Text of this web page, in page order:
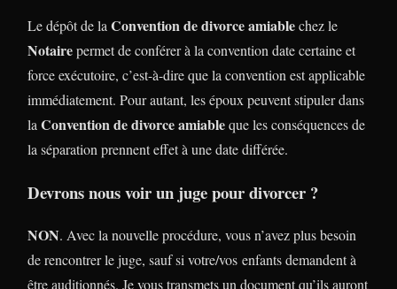
Le dépôt de la Convention de divorce amiablechez le
Notairepermet de conférer à la convention date certaine et
force exécutoire, c’est-à-dire que la convention est applicable
immédiatement. Pour autant, les époux peuvent stipuler dans
la Convention de divorce amiableque les conséquences de
la séparation prennent effet à une date différée.
Devrons nous voir un juge pour divorcer ?
NON. Avec la nouvelle procédure, vous n’avez plus besoin
de rencontrer le juge, sauf si votre/vos enfants demandent à
être auditionnés. Je vous transmets un document qu’ils auront